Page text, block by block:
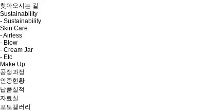
찾아오시는 길
Sustainability
- Sustainability
Skin Care
- Airless
- Blow
- Cream Jar
- Etc
Make Up
공정과정
인증현황
납품실적
자료실
포토갤러리